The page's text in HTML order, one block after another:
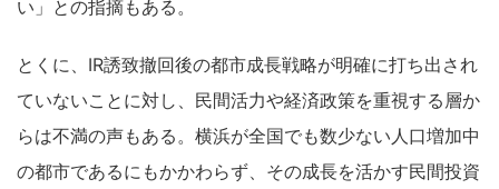
い」との指摘もある。
とくに、IR誘致撤回後の都市成長戦略が明確に打ち出され
ていないことに対し、民間活力や経済政策を重視する層か
らは不満の声もある。横浜が全国でも数少ない人口増加中
の都市であるにもかかわらず、その成長を活かす民間投資